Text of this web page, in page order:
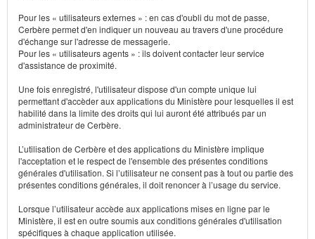
Pour les « utilisateurs externes » : en cas d'oubli du mot de passe,
Cerbère permet d'en indiquer un nouveau au travers d'une procédure
d'échange sur l'adresse de messagerie.
Pour les « utilisateurs agents » : ils doivent contacter leur service
d'assistance de proximité.
Une fois enregistré, l'utilisateur dispose d'un compte unique lui
permettant d'accèder aux applications du Ministère pour lesquelles il est
habilité dans la limite des droits qui lui auront été attribués par un
administrateur de Cerbère.
L’utilisation de Cerbère et des applications du Ministère implique
l'acceptation et le respect de l'ensemble des présentes conditions
générales d'utilisation. Si l’utilisateur ne consent pas à tout ou partie des
présentes conditions générales, il doit renoncer à l’usage du service.
Lorsque l’utilisateur accède aux applications mises en ligne par le
Ministère, il est en outre soumis aux conditions générales d'utilisation
spécifiques à chaque application utilisée.